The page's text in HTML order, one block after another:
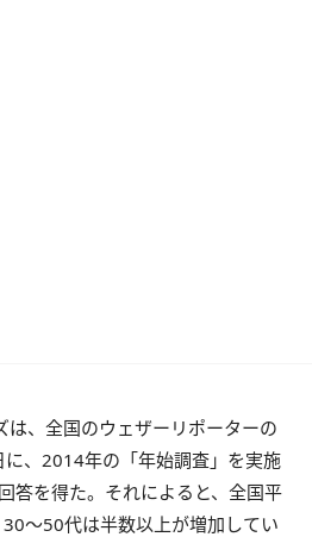
は、全国のウェザーリポーターの
、2014年の「年始調査」を実施
答を得た。それによると、全国平
～50代は半数以上が増加してい